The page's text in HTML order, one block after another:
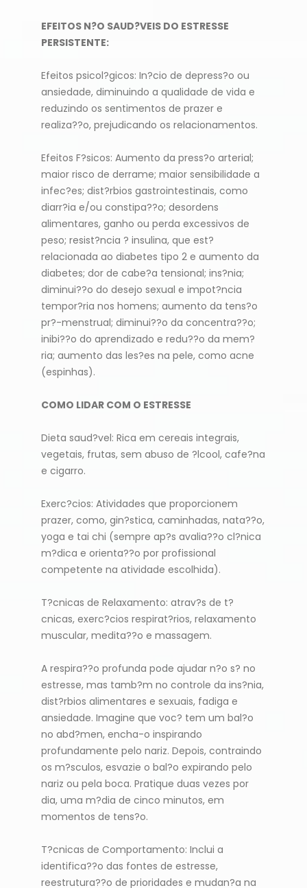
EFEITOS N?O SAUD?VEIS DO ESTRESSE
PERSISTENTE:
Efeitos psicol?gicos: In?cio de depress?o ou
ansiedade, diminuindo a qualidade de vida e
reduzindo os sentimentos de prazer e
realiza??o, prejudicando os relacionamentos.
Efeitos F?sicos: Aumento da press?o arterial;
maior risco de derrame; maior sensibilidade a
infec?es; dist?rbios gastrointestinais, como
diarr?ia e/ou constipa??o; desordens
alimentares, ganho ou perda excessivos de
peso; resist?ncia ? insulina, que est?
relacionada ao diabetes tipo 2 e aumento da
diabetes; dor de cabe?a tensional; ins?nia;
diminui??o do desejo sexual e impot?ncia
tempor?ria nos homens; aumento da tens?o
pr?-menstrual; diminui??o da concentra??o;
inibi??o do aprendizado e redu??o da mem?
ria; aumento das les?es na pele, como acne
(espinhas).
COMO LIDAR COM O ESTRESSE
Dieta saud?vel: Rica em cereais integrais,
vegetais, frutas, sem abuso de ?lcool, cafe?na
e cigarro.
Exerc?cios: Atividades que proporcionem
prazer, como, gin?stica, caminhadas, nata??o,
yoga e tai chi (sempre ap?s avalia??o cl?nica
m?dica e orienta??o por profissional
competente na atividade escolhida).
T?cnicas de Relaxamento: atrav?s de t?
cnicas, exerc?cios respirat?rios, relaxamento
muscular, medita??o e massagem.
A respira??o profunda pode ajudar n?o s? no
estresse, mas tamb?m no controle da ins?nia,
dist?rbios alimentares e sexuais, fadiga e
ansiedade. Imagine que voc? tem um bal?o
no abd?men, encha-o inspirando
profundamente pelo nariz. Depois, contraindo
os m?sculos, esvazie o bal?o expirando pelo
nariz ou pela boca. Pratique duas vezes por
dia, uma m?dia de cinco minutos, em
momentos de tens?o.
T?cnicas de Comportamento: Inclui a
identifica??o das fontes de estresse,
reestrutura??o de prioridades e mudan?a na